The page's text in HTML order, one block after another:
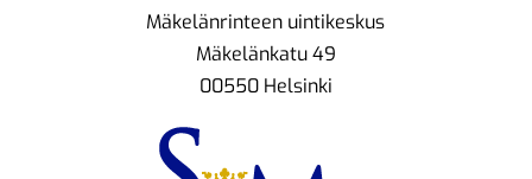
Mäkelänrinteen uintikeskus
Mäkelänkatu 49
00550 Helsinki